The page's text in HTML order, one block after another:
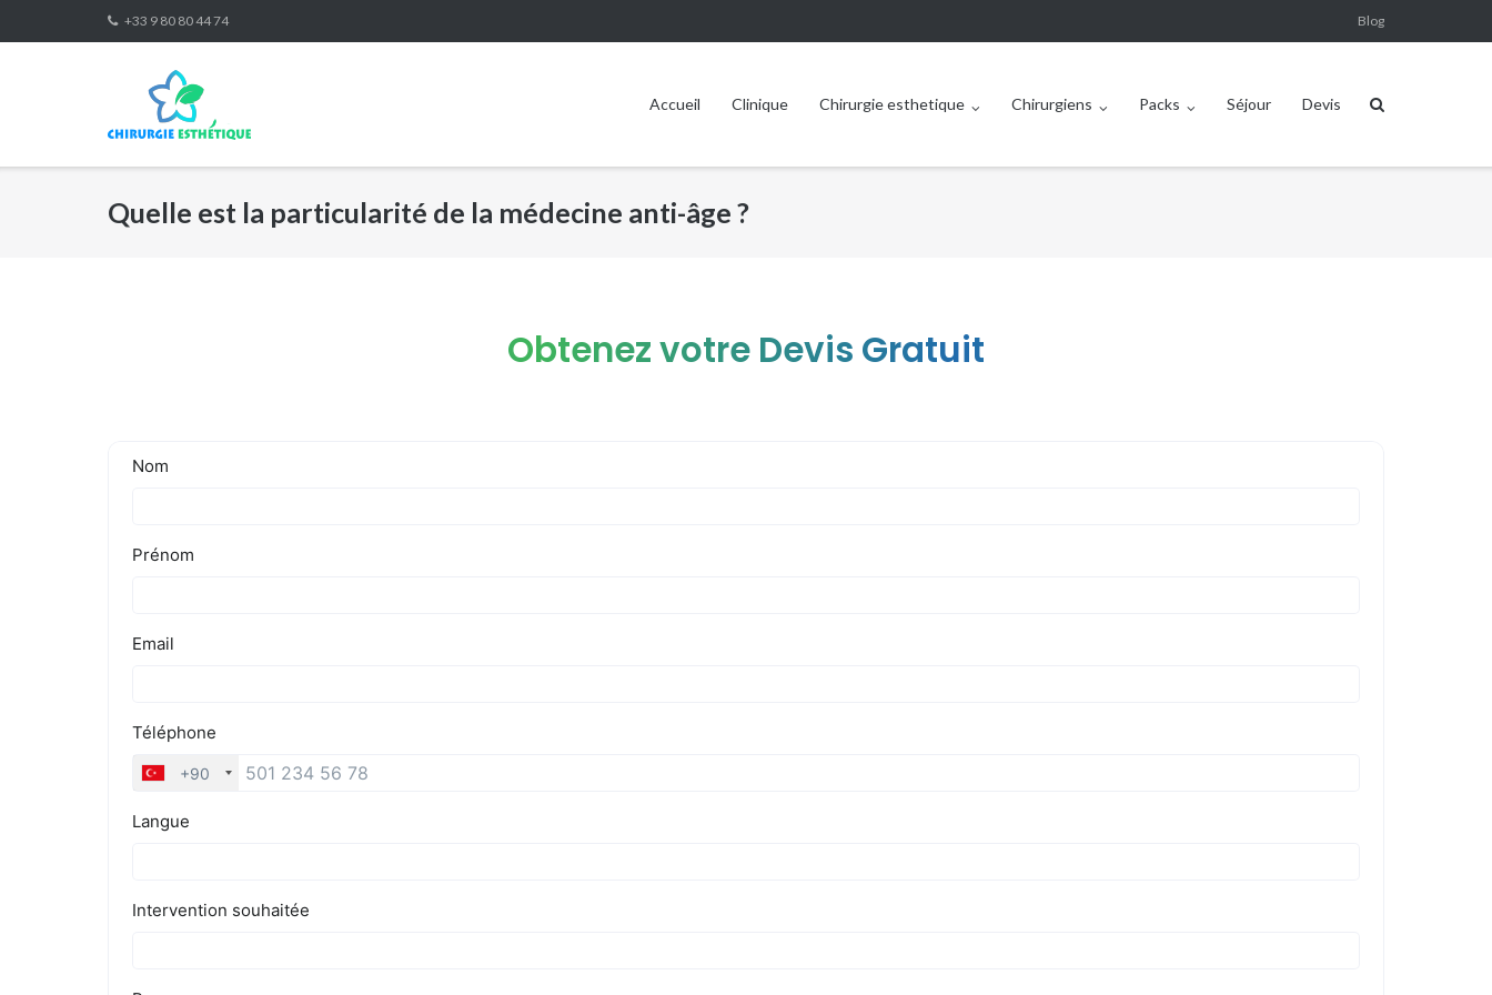
to
+33 9 80 80 44 74 Blog
Accueil Clinique Chirurgie esthetique Chirurgiens Packs Séjour Devis
Quelle est la particularité de la médecine anti-âge ?
Obtenez votre Devis Gratuit